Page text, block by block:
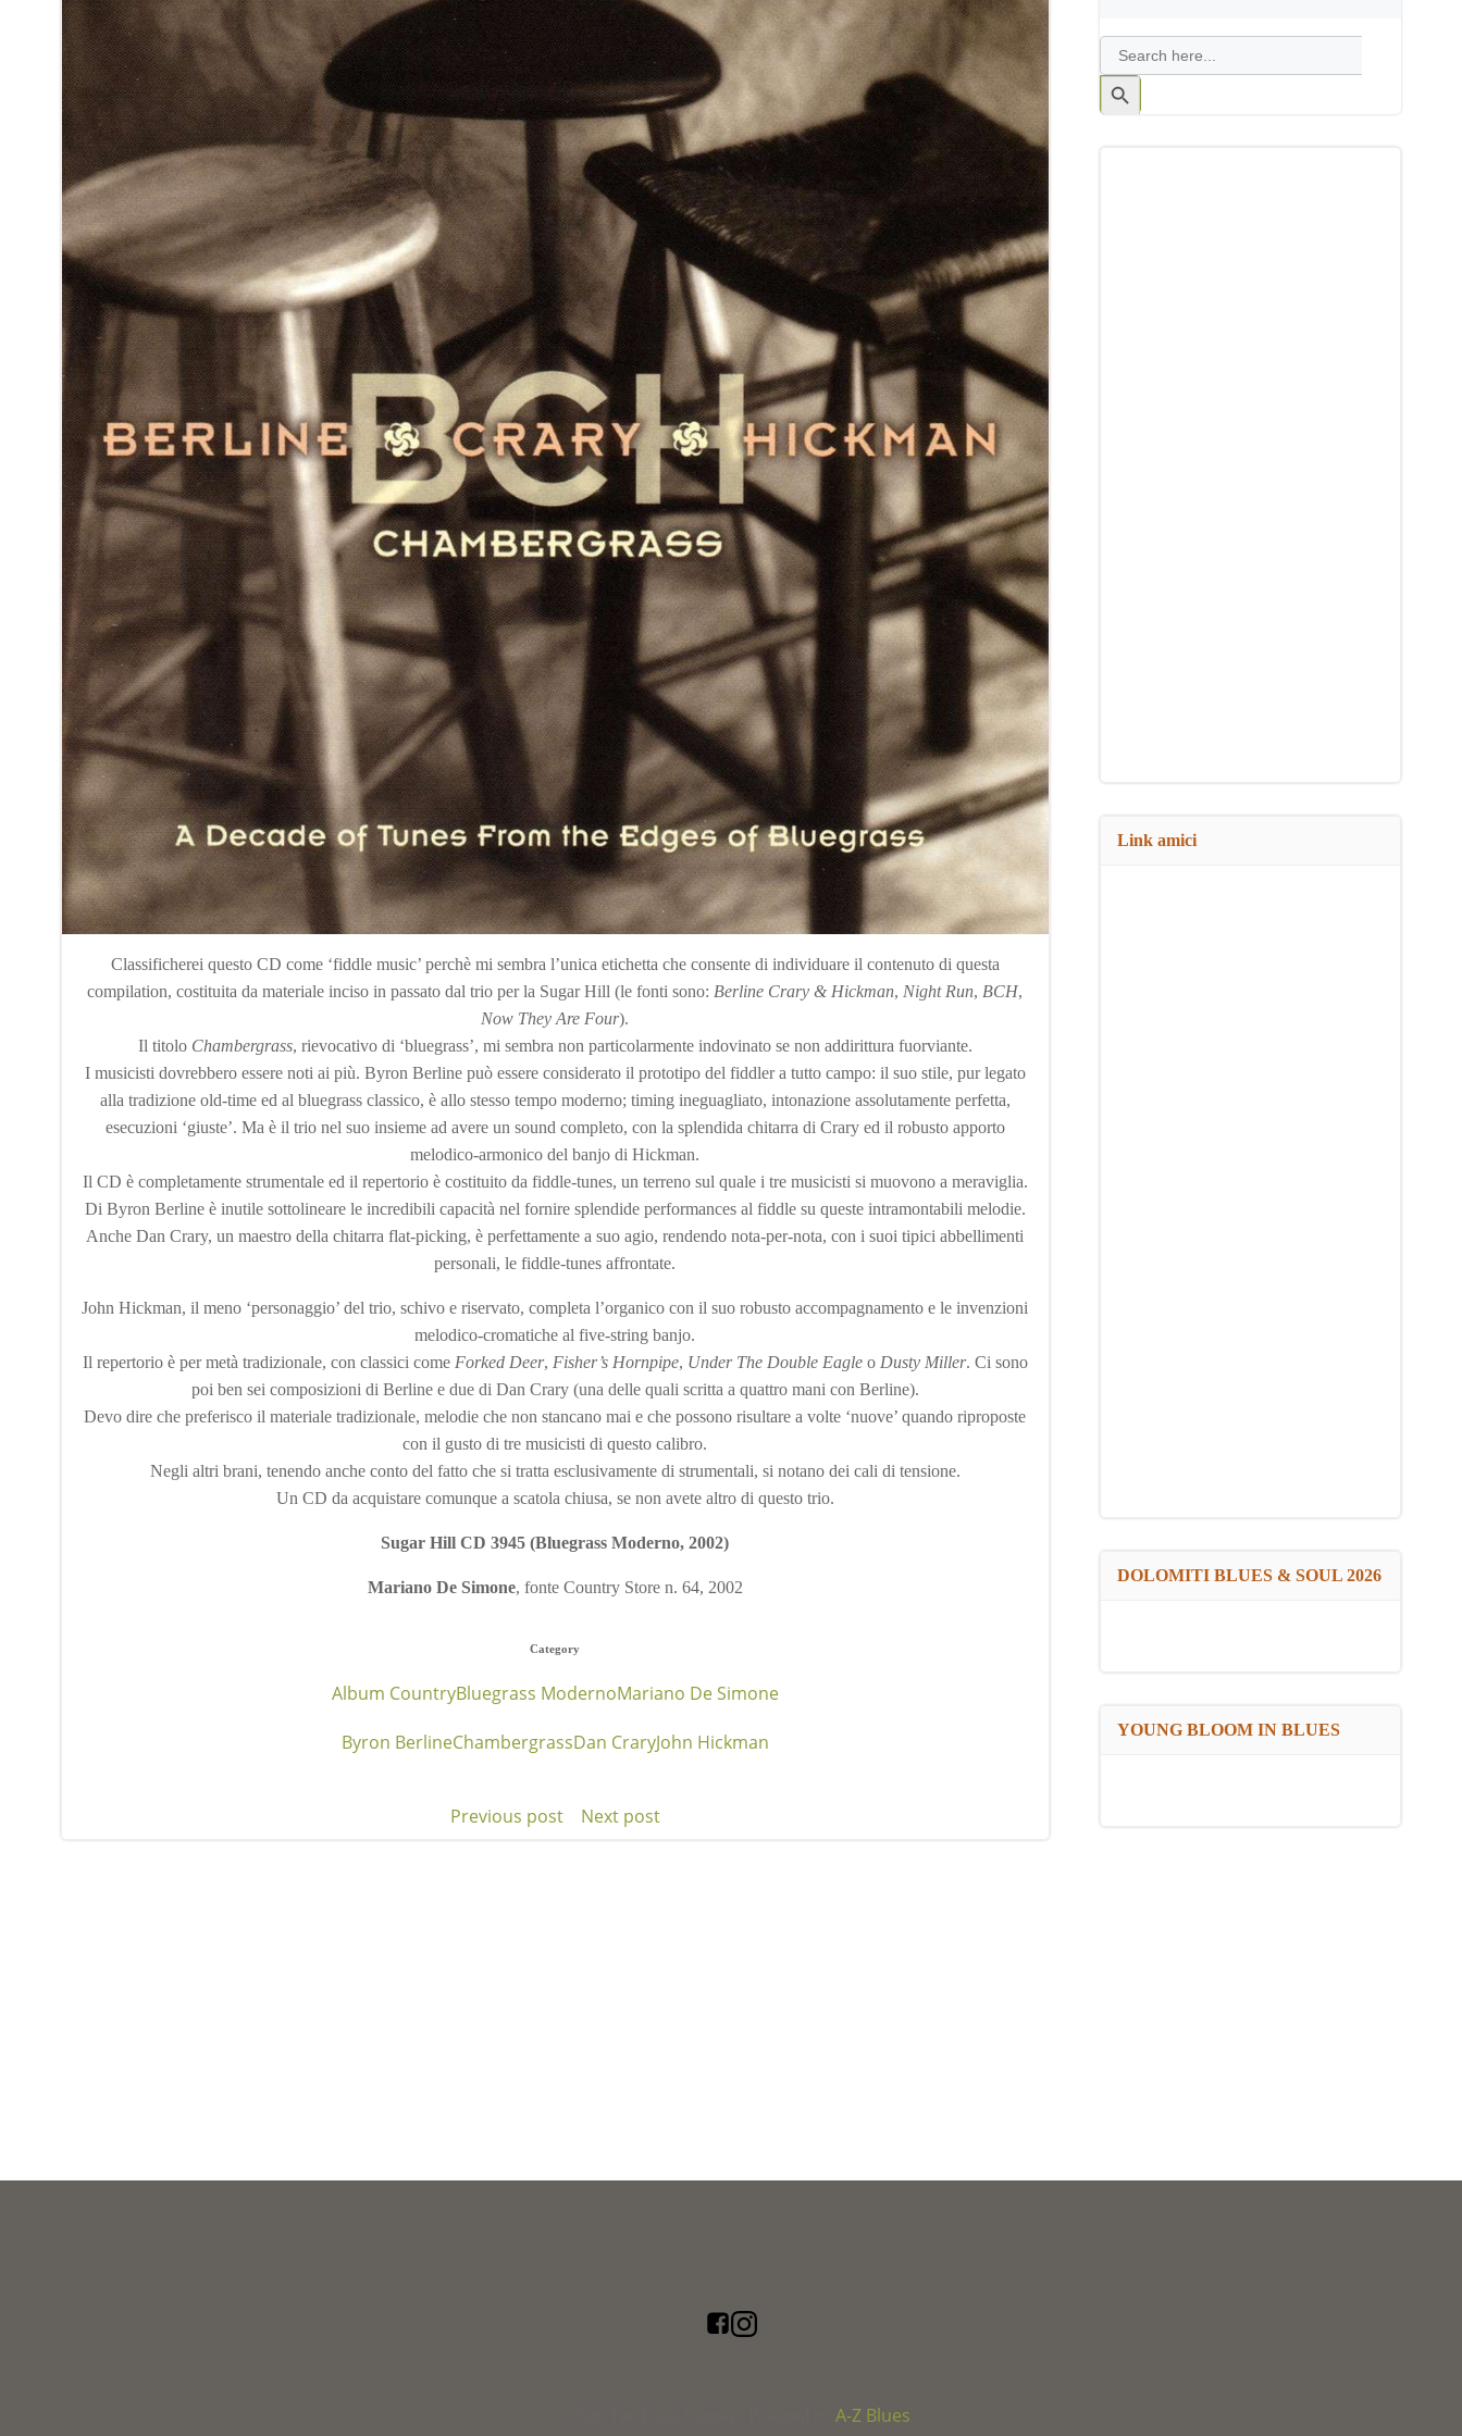
Classificherei questo CD come ‘fiddle music’ perchè mi sembra l’unica etichetta che consente di individuare il contenuto di questa
compilation, costituita da materiale inciso in passato dal trio per la Sugar Hill (le fonti sono: Berline Crary & Hickman, Night Run, BCH,
Now They Are Four).
Il titolo Chambergrass, rievocativo di ‘bluegrass’, mi sembra non particolarmente indovinato se non addirittura fuorviante.
I musicisti dovrebbero essere noti ai più. Byron Berline può essere considerato il prototipo del fiddler a tutto campo: il suo stile, pur legato
alla tradizione old-time ed al bluegrass classico, è allo stesso tempo moderno; timing ineguagliato, intonazione assolutamente perfetta,
esecuzioni ‘giuste’. Ma è il trio nel suo insieme ad avere un sound completo, con la splendida chitarra di Crary ed il robusto apporto
melodico-armonico del banjo di Hickman.
Il CD è completamente strumentale ed il repertorio è costituito da fiddle-tunes, un terreno sul quale i tre musicisti si muovono a meraviglia.
Di Byron Berline è inutile sottolineare le incredibili capacità nel fornire splendide performances al fiddle su queste intramontabili melodie.
Anche Dan Crary, un maestro della chitarra flat-picking, è perfettamente a suo agio, rendendo nota-per-nota, con i suoi tipici abbellimenti
personali, le fiddle-tunes affrontate.
John Hickman, il meno ‘personaggio’ del trio, schivo e riservato, completa l’organico con il suo robusto accompagnamento e le invenzioni
melodico-cromatiche al five-string banjo.
Il repertorio è per metà tradizionale, con classici come Forked Deer, Fisher’s Hornpipe, Under The Double Eagleo Dusty Miller. Ci sono
poi ben sei composizioni di Berline e due di Dan Crary (una delle quali scritta a quattro mani con Berline).
Devo dire che preferisco il materiale tradizionale, melodie che non stancano mai e che possono risultare a volte ‘nuove’ quando riproposte
con il gusto di tre musicisti di questo calibro.
Negli altri brani, tenendo anche conto del fatto che si tratta esclusivamente di strumentali, si notano dei cali di tensione.
Un CD da acquistare comunque a scatola chiusa, se non avete altro di questo trio.
Sugar Hill CD 3945 (Bluegrass Moderno, 2002)
Mariano De Simone, fonte Country Store n. 64, 2002
Category
Album CountryBluegrass ModernoMariano De Simone
Byron BerlineChambergrassDan CraryJohn Hickman
Post
Previous post
Post
Next post
Search
for:
Search
Button
Link amici
DOLOMITI BLUES & SOUL 2026
YOUNG BLOOM IN BLUES
A-Z Blues